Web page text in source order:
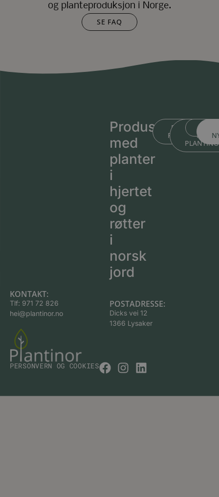
og planteproduksjon i Norge.
SE FAQ
Produsert
med
planter
i
hjertet
og
røtter
i
norsk
jord
BLI KJENT MED
BLI
MED
KONTAKT:
Tlf: 971 72 826
hei@plantinor.no
POSTADRESSE:
Dicks vei 12
1366 Lysaker
PERSONVERN OG COOKIES